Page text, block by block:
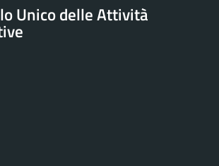
Unico delle Attività